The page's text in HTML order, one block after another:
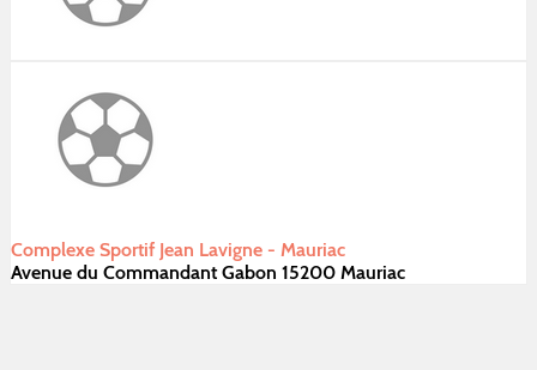
Complexe Sportif Jean Lavigne - Mauriac
Avenue du Commandant Gabon 15200 Mauriac